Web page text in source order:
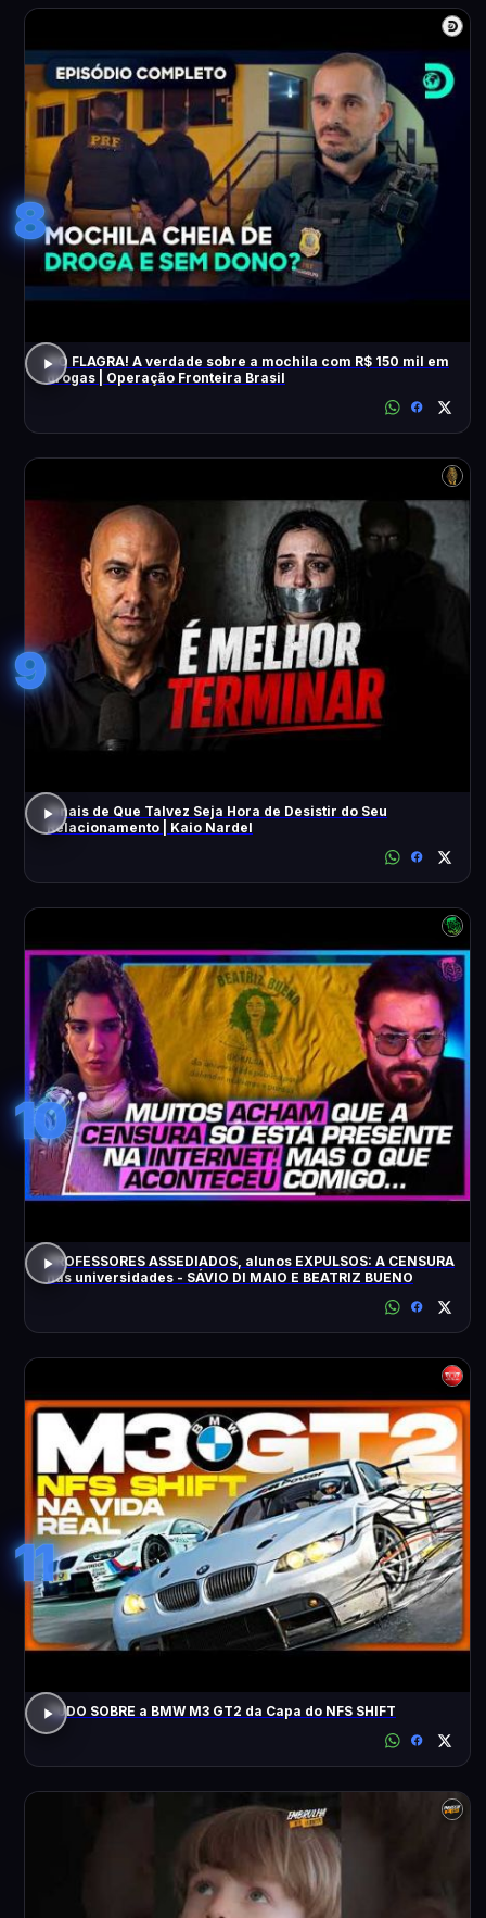
8
NO FLAGRA! A verdade sobre a mochila com R$ 150 mil em
drogas | Operação Fronteira Brasil
9
Sinais de Que Talvez Seja Hora de Desistir do Seu
Relacionamento | Kaio Nardel
10
PROFESSORES ASSEDIADOS, alunos EXPULSOS: A CENSURA
nas universidades - SÁVIO DI MAIO E BEATRIZ BUENO
11
TUDO SOBRE a BMW M3 GT2 da Capa do NFS SHIFT